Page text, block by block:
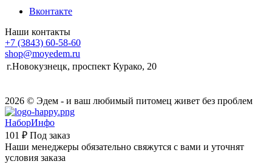
Вконтакте
Наши контакты
+7 (3843) 60-58-60
shop@moyedem.ru
г.Новокузнецк, проспект Курако, 20
2026 © Эдем - и ваш любимый питомец живет без проблем
НаборИнфо
101 ₽ Под заказ
Наши менеджеры обязательно свяжутся с вами и уточнят
условия заказа